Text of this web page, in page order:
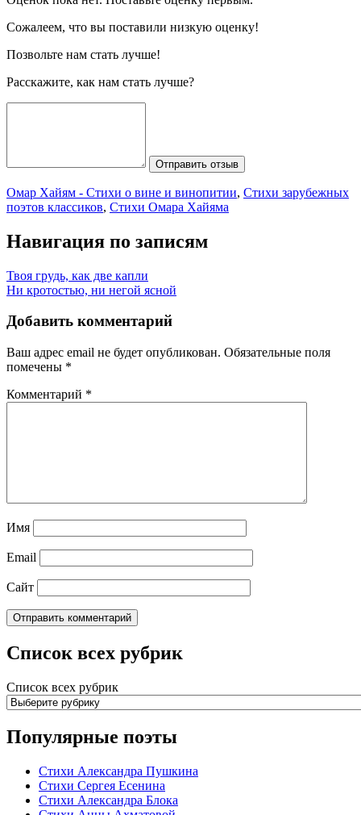
Сожалеем, что вы поставили низкую оценку!
Позвольте нам стать лучше!
Расскажите, как нам стать лучше?
Отправить отзыв
Омар Хайям - Стихи о вине и винопитии, Стихи зарубежных
поэтов классиков, Стихи Омара Хайяма
Навигация по записям
Твоя грудь, как две капли
Ни кротостью, ни негой ясной
Добавить комментарий
Ваш адрес email не будет опубликован. Обязательные поля
помечены *
Комментарий *
Имя
Email
Сайт
Список всех рубрик
Список всех рубрик
Популярные поэты
Стихи Александра Пушкина
Стихи Сергея Есенина
Стихи Александра Блока